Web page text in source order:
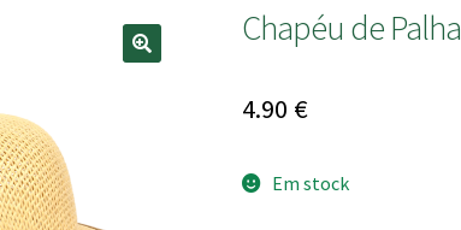
Chapéu de Palha
4.90 €
Em stock